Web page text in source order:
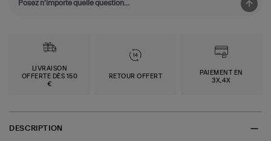
LIVRAISON
OFFERTE DÈS 150
€
RETOUR OFFERT
PAIEMENT EN
3X,4X
DESCRIPTION